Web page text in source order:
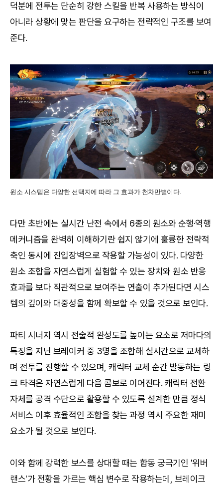
덕분에 전투는 단순히 강한 스킬을 반복 사용하는 방식이
아니라 상황에 맞는 판단을 요구하는 전략적인 구조를 보여
준다.
원소 시스템은 다양한 선택지에 따라 그 효과가 천차만별이다.
다만 초반에는 실시간 난전 속에서 6종의 원소와 순행·역행
메커니즘을 완벽히 이해하기란 쉽지 않기에 훌륭한 전략적
축인 동시에 진입장벽으로 작용할 가능성이 있다. 다양한
원소 조합을 자연스럽게 실험할 수 있는 장치와 원소 반응
효과를 보다 직관적으로 보여주는 연출이 추가된다면 시스
템의 깊이와 대중성을 함께 확보할 수 있을 것으로 보인다.
파티 시너지 역시 전술적 완성도를 높이는 요소로 저마다의
특징을 지닌 브레이커 중 3명을 조합해 실시간으로 교체하
며 전투를 진행할 수 있으며, 캐릭터 교체 순간 발동하는 링
크 타격은 자연스럽게 다음 콤보로 이어진다. 캐릭터 전환
자체를 공격 수단으로 활용할 수 있도록 설계한 만큼 정식
서비스 이후 효율적인 조합을 찾는 과정 역시 주요한 재미
요소가 될 것으로 보인다.
이와 함께 강력한 보스를 상대할 때는 합동 궁극기인 '위버
랜스'가 전황을 가르는 핵심 변수로 작용하는데, 브레이크